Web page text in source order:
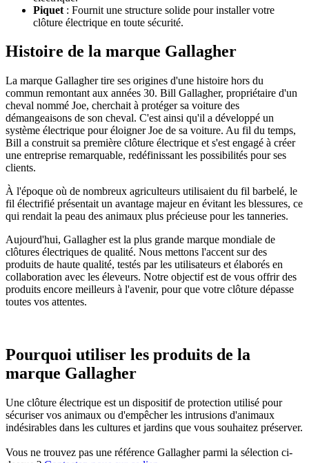
Piquet : Fournit une structure solide pour installer votre
clôture électrique en toute sécurité.
Histoire de la marque Gallagher
La marque Gallagher tire ses origines d'une histoire hors du
commun remontant aux années 30. Bill Gallagher, propriétaire d'un
cheval nommé Joe, cherchait à protéger sa voiture des
démangeaisons de son cheval. C'est ainsi qu'il a développé un
système électrique pour éloigner Joe de sa voiture. Au fil du temps,
Bill a construit sa première clôture électrique et s'est engagé à créer
une entreprise remarquable, redéfinissant les possibilités pour ses
clients.
À l'époque où de nombreux agriculteurs utilisaient du fil barbelé, le
fil électrifié présentait un avantage majeur en évitant les blessures, ce
qui rendait la peau des animaux plus précieuse pour les tanneries.
Aujourd'hui, Gallagher est la plus grande marque mondiale de
clôtures électriques de qualité. Nous mettons l'accent sur des
produits de haute qualité, testés par les utilisateurs et élaborés en
collaboration avec les éleveurs. Notre objectif est de vous offrir des
produits encore meilleurs à l'avenir, pour que votre clôture dépasse
toutes vos attentes.
Pourquoi utiliser les produits de la
marque Gallagher
Une clôture électrique est un dispositif de protection utilisé pour
sécuriser vos animaux ou d'empêcher les intrusions d'animaux
indésirables dans les cultures et jardins que vous souhaitez préserver.
Vous ne trouvez pas une référence Gallagher parmi la sélection ci-